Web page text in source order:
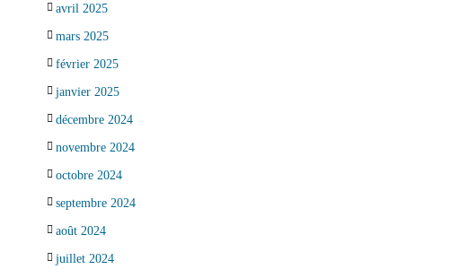
avril 2025
mars 2025
février 2025
janvier 2025
décembre 2024
novembre 2024
octobre 2024
septembre 2024
août 2024
juillet 2024